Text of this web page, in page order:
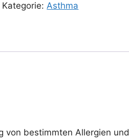
Kategorie:Asthma
von bestimmten Allergien und